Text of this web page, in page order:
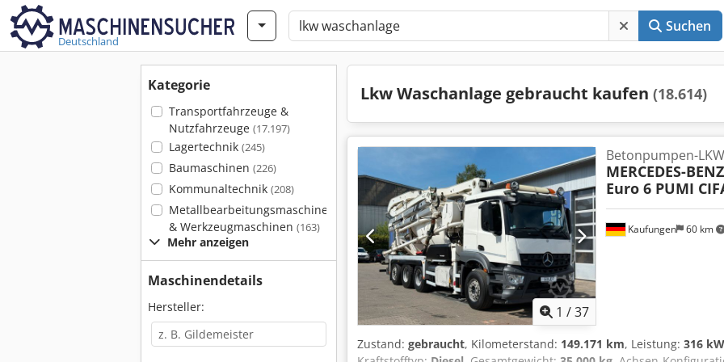
Deutschland
Suchen
Kategorie
Transportfahrzeuge &
Nutzfahrzeuge (17.197)
Lagertechnik (245)
Baumaschinen (226)
Kommunaltechnik (208)
Metallbearbeitungsmaschinen
& Werkzeugmaschinen (163)
Mehr anzeigen
Maschinendetails
Hersteller:
Lkw Waschanlage gebraucht kaufen (18.614)
1 /37
Kaufungen 60 km
Betonpumpen-LKW
MERCEDES-BENZ
Euro 6 PUMI
Zustand: gebraucht, Kilometerstand: 149.171 km, Leistung: 316